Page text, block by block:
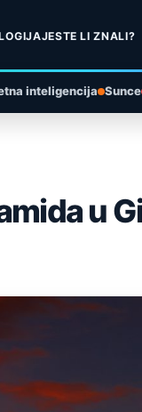
JESTE LI ZNALI?
inteligencija Sunce
u